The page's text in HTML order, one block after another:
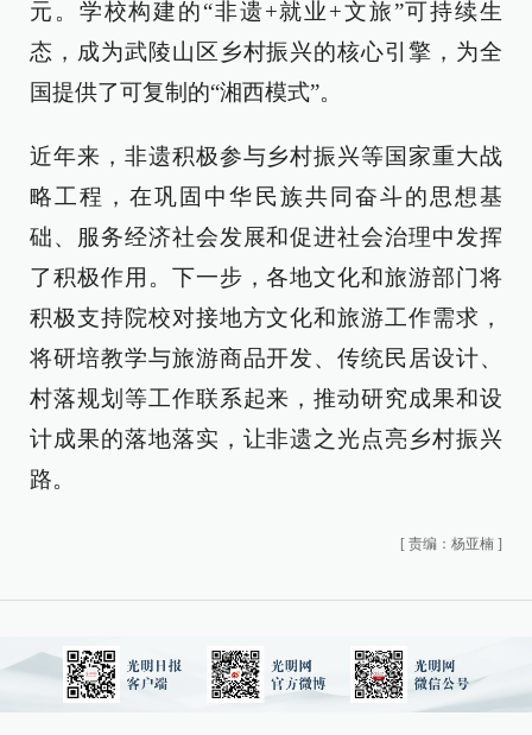
元。学校构建的“非遗+就业+文旅”可持续生
态，成为武陵山区乡村振兴的核心引擎，为全
国提供了可复制的“湘西模式”。
近年来，非遗积极参与乡村振兴等国家重大战
略工程，在巩固中华民族共同奋斗的思想基
础、服务经济社会发展和促进社会治理中发挥
了积极作用。下一步，各地文化和旅游部门将
积极支持院校对接地方文化和旅游工作需求，
将研培教学与旅游商品开发、传统民居设计、
村落规划等工作联系起来，推动研究成果和设
计成果的落地落实，让非遗之光点亮乡村振兴
路。
[ 责编：杨亚楠 ]